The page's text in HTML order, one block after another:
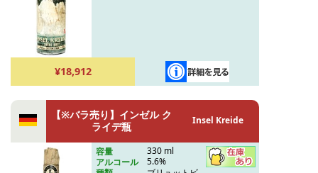
¥18,912
【※バラ売り】インゼル ク
ライデ瓶
Insel Kreide
容量
330 ml
アルコール
5.6%